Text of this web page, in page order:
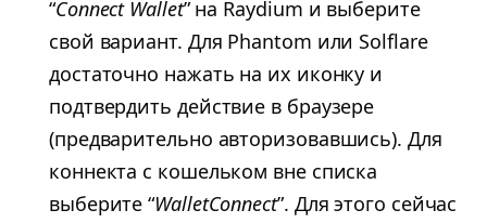
“Connect Wallet” на Raydium и выберите
свой вариант. Для Phantom или Solflare
достаточно нажать на их иконку и
подтвердить действие в браузере
(предварительно авторизовавшись). Для
коннекта с кошельком вне списка
выберите “WalletConnect”. Для этого сейчас